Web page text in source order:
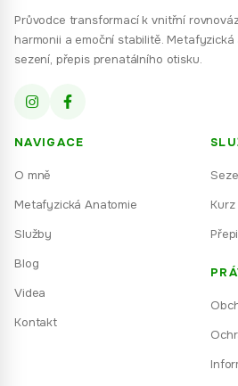
Průvodce transformací k vnitřní
harmonii a emoční stabilitě. Metafyzická
sezení, přepis prenatálního otisku.
NAVIGACE
O mně
Metafyzická Anatomie
Služby
Blog
Videa
Kontakt
Kurz